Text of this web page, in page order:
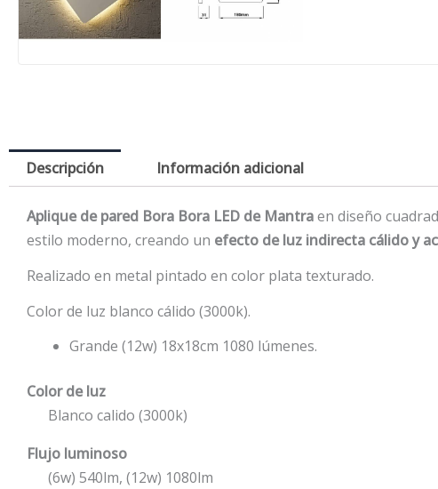
Descripción Información adicional
Aplique de pared Bora Bora LED de Mantraen diseño
estilo moderno, creando un efecto de luz indirecta cálido y
Realizado en metal pintado en color plata texturado.
Color de luz blanco cálido (3000k).
Grande (12w) 18x18cm 1080 lúmenes.
Color de luz
Blanco calido (3000k)
Flujo luminoso
(6w) 540lm, (12w) 1080lm